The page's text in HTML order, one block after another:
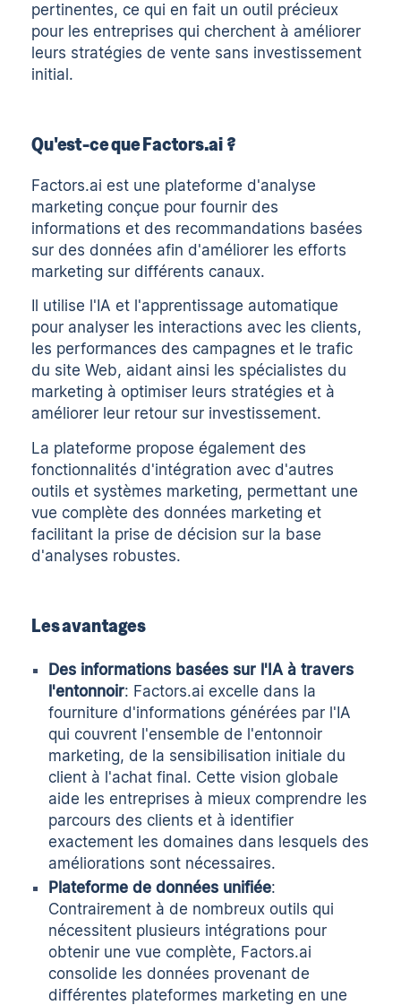
pertinentes, ce qui en fait un outil précieux
pour les entreprises qui cherchent à améliorer
leurs stratégies de vente sans investissement
initial.
Qu'est-ce que Factors.ai ?
Factors.ai est une plateforme d'analyse
marketing conçue pour fournir des
informations et des recommandations basées
sur des données afin d'améliorer les efforts
marketing sur différents canaux.
Il utilise l'IA et l'apprentissage automatique
pour analyser les interactions avec les clients,
les performances des campagnes et le trafic
du site Web, aidant ainsi les spécialistes du
marketing à optimiser leurs stratégies et à
améliorer leur retour sur investissement.
La plateforme propose également des
fonctionnalités d'intégration avec d'autres
outils et systèmes marketing, permettant une
vue complète des données marketing et
facilitant la prise de décision sur la base
d'analyses robustes.
Les avantages
Des informations basées sur l'IA à travers
l'entonnoir: Factors.ai excelle dans la
fourniture d'informations générées par l'IA
qui couvrent l'ensemble de l'entonnoir
marketing, de la sensibilisation initiale du
client à l'achat final. Cette vision globale
aide les entreprises à mieux comprendre les
parcours des clients et à identifier
exactement les domaines dans lesquels des
améliorations sont nécessaires.
Plateforme de données unifiée:
Contrairement à de nombreux outils qui
nécessitent plusieurs intégrations pour
obtenir une vue complète, Factors.ai
consolide les données provenant de
différentes plateformes marketing en une